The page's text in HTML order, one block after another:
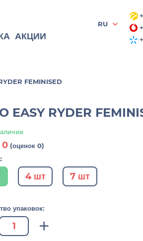
АКЦИИ
RU
FEMINISED
EASY RYDER
0 (оценок 0)
4 шт 7 шт
упаковок: